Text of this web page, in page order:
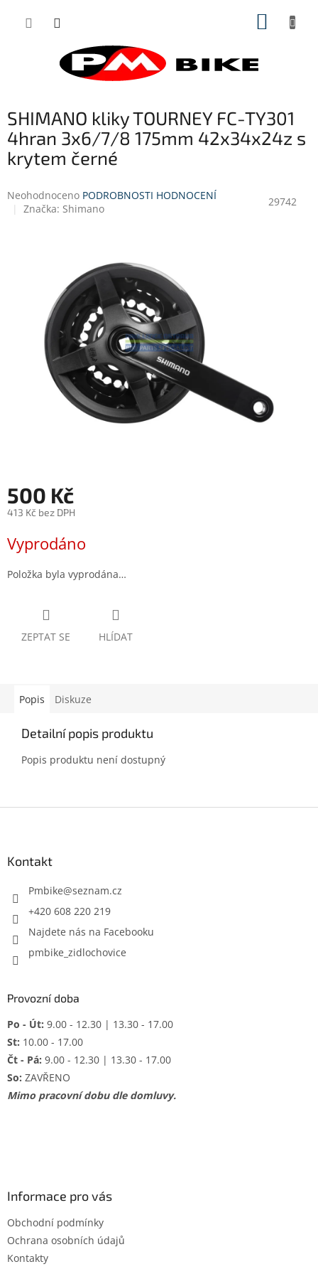
SHIMANO kliky TOURNEY FC-TY301
4hran 3x6/7/8 175mm 42x34x24z s
krytem černé
29742
Průměrné
hodnocení
Neohodnoceno PODROBNOSTI HODNOCENÍ
Značka: Shimano
500 Kč
413 Kč bez DPH
cena:
Vyprodáno
Položka byla vyprodána…
ZEPTAT SE HLÍDAT
Popis Diskuze
Detailní popis produktu
Popis produktu není dostupný
Kontakt
Pmbike@seznam.cz
+420 608 220 219
Najdete nás na Facebooku
pmbike_zidlochovice
Provozní doba
Po - Út: 9.00 - 12.30 | 13.30 - 17.00
St: 10.00 - 17.00
Čt - Pá: 9.00 - 12.30 | 13.30 - 17.00
So: ZAVŘENO
Mimo pracovní dobu dle domluvy.
Informace pro vás
Obchodní podmínky
Ochrana osobních údajů
Kontakty